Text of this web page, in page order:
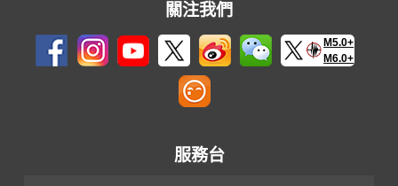
關注我們
M5.0+
M6.0+
服務台